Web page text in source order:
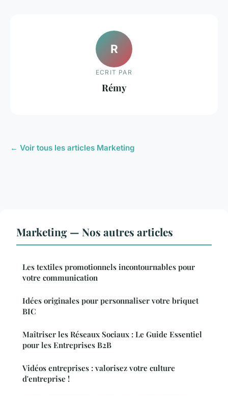
R
ECRIT PAR
Rémy
← Voir tous les articles Marketing
Marketing — Nos autres articles
Les textiles promotionnels incontournables pour
votre communication
Idées originales pour personnaliser votre briquet
BIC
Maîtriser les Réseaux Sociaux : Le Guide Essentiel
pour les Entreprises B2B
Vidéos entreprises : valorisez votre culture
d'entreprise !